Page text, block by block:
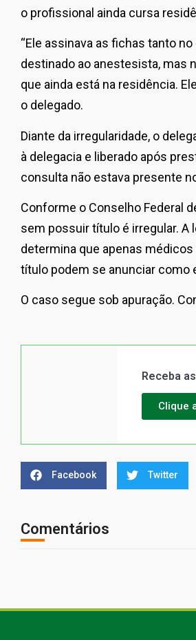
o profissional ainda cursa
“Ele assinava as fichas tanto
destinado ao anestesista, mas
que ainda está na residência.
o delegado.
Diante da irregularidade, o
à delegacia e liberado após
consulta não estava presente
Conforme o Conselho Federal
sem possuir título é irregular. A
determina que apenas
título podem se anunciar como
O caso segue sob apuração.
Receba
Clique
Facebook Twitter
Comentários